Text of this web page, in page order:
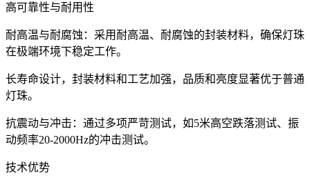
高可靠性与耐用性
耐高温与耐腐蚀：采用耐高温、耐腐蚀的封装材料，确保灯珠
在极端环境下稳定工作。
长寿命设计，封装材料和工艺加强，品质和亮度显著优于普通
灯珠。
抗震动与冲击：通过多项严苛测试，如5米高空跌落测试、振
动频率20-2000Hz的冲击测试。
技术优势